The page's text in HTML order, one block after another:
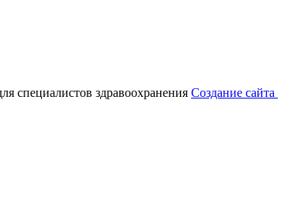
специалистов здравоохранения Создание сайта